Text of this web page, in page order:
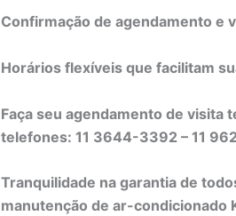
Confirmação de agendamento e
Horários flexíveis que facilitam
Faça seu agendamento de visita
telefones: 11 3644-3392 – 11
Tranquilidade na garantia de
manutenção de ar-condicionado